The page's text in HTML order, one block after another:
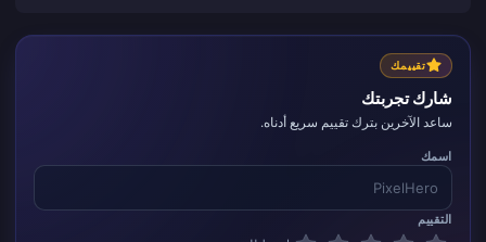
تقييمك
شارك تجربتك
ساعد الآخرين بترك تقييم سريع أدناه.
اسمك
التقييم